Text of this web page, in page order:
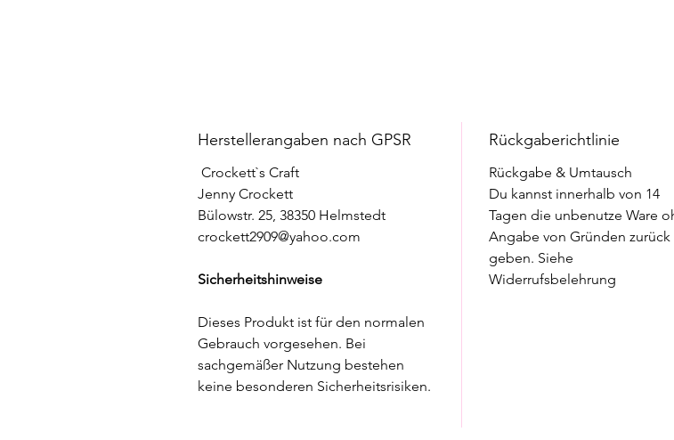
Herstellerangaben nach GPSR
Crockett`s Craft
Jenny Crockett
Bülowstr. 25, 38350 Helmstedt
crockett2909@yahoo.com
Sicherheitshinweise
Dieses Produkt ist für den normalen
Gebrauch vorgesehen. Bei
sachgemäßer Nutzung bestehen
keine besonderen Sicherheitsrisiken.
Rückgaberichtlinie
Rückgabe & Umtausch
Du kannst innerhalb von 14
Tagen die unbenutze Ware
Angabe von Gründen zurück
geben. Siehe
Widerrufsbelehrung